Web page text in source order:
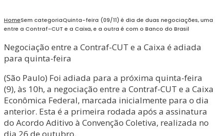
HomeSem categoriaQuinta-feira (09/11) é dia de duas negociações, uma
entre a Contraf-CUT e a Caixa, e a outra é com o Banco do Brasil
Negociação entre a Contraf-CUT e a Caixa é adiada
para quinta-feira
(São Paulo) Foi adiada para a próxima quinta-feira
(9), às 10h, a negociação entre a Contraf-CUT e a Caixa
Econômica Federal, marcada inicialmente para o dia
anterior. Esta é a primeira rodada após a assinatura
do Acordo Aditivo à Convenção Coletiva, realizada no
dia 26 de outubro.